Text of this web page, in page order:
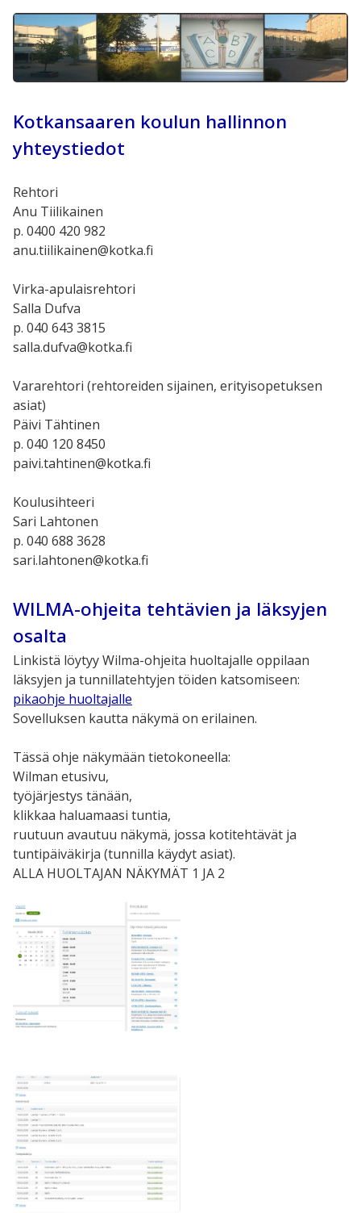
Kotkansaaren koulun hallinnon
yhteystiedot
Rehtori
Anu Tiilikainen
p. 0400 420 982
anu.tiilikainen@kotka.fi
Virka-apulaisrehtori
Salla Dufva
p. 040 643 3815
salla.dufva@kotka.fi
Vararehtori (rehtoreiden sijainen, erityisopetuksen
asiat)
Päivi Tähtinen
p. 040 120 8450
paivi.tahtinen@kotka.fi
Koulusihteeri
Sari Lahtonen
p. 040 688 3628
sari.lahtonen@kotka.fi
WILMA-ohjeita tehtävien ja läksyjen
osalta
Linkistä löytyy Wilma-ohjeita huoltajalle oppilaan
läksyjen ja tunnillatehtyjen töiden katsomiseen:
pikaohje huoltajalle
Sovelluksen kautta näkymä on erilainen.
Tässä ohje näkymään tietokoneella:
Wilman etusivu,
työjärjestys tänään,
klikkaa haluamaasi tuntia,
ruutuun avautuu näkymä, jossa kotitehtävät ja
tuntipäiväkirja (tunnilla käydyt asiat).
ALLA HUOLTAJAN NÄKYMÄT 1 JA 2